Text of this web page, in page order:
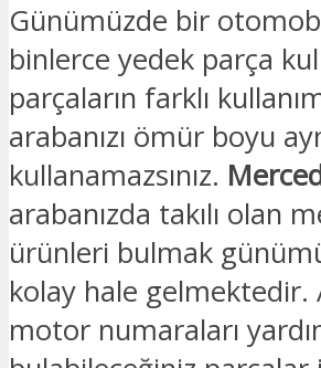
Günümüzde bir
binlerce yedek parça
parçaların farklı
arabanızı ömür boyu
kullanamazsınız.
arabanızda takılı olan
ürünleri bulmak
kolay hale gelmektedir.
motor numaraları